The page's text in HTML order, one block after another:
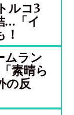
ルコ3
…「イ
ムラン
素晴ら
の反